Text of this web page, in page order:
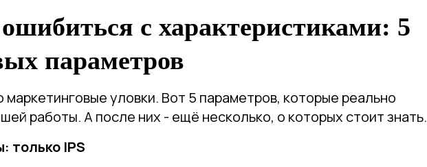
с характеристиками: 5
параметров
маркетинговые уловки. Вот 5 параметров, которые реально
работы. А после них - ещё несколько, о которых стоит знать.
только IPS